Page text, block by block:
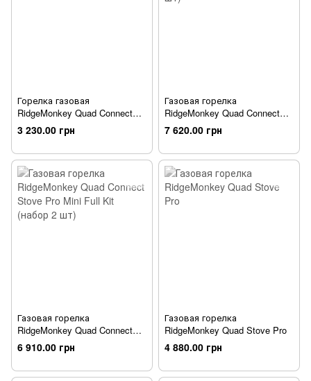
Горелка газовая
RidgeMonkey Quad Connect
Stove Primary Head
3 230.00 грн
Газовая горелка
RidgeMonkey Quad Connect
Stove Pro Full Kit (набор 2 шт)
7 620.00 грн
Газовая горелка
RidgeMonkey Quad Connect
Stove Pro Mini Full Kit (набор
2 шт)
6 910.00 грн
Газовая горелка
RidgeMonkey Quad Stove Pro
4 880.00 грн